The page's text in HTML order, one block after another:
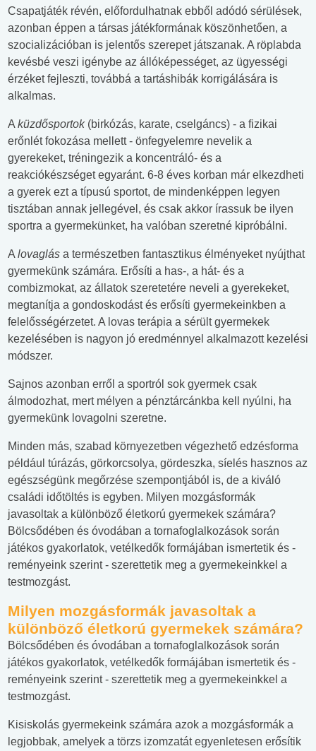
Csapatjáték révén, előfordulhatnak ebből adódó sérülések,
azonban éppen a társas játékformának köszönhetően, a
szocializációban is jelentős szerepet játszanak. A röplabda
kevésbé veszi igénybe az állóképességet, az ügyességi
érzéket fejleszti, továbbá a tartáshibák korrigálására is
alkalmas.
A küzdősportok(birkózás, karate, cselgáncs) - a fizikai
erőnlét fokozása mellett - önfegyelemre nevelik a
gyerekeket, tréningezik a koncentráló- és a
reakciókészséget egyaránt. 6-8 éves korban már elkezdheti
a gyerek ezt a típusú sportot, de mindenképpen legyen
tisztában annak jellegével, és csak akkor írassuk be ilyen
sportra a gyermekünket, ha valóban szeretné kipróbálni.
A lovaglás a természetben fantasztikus élményeket nyújthat
gyermekünk számára. Erősíti a has-, a hát- és a
combizmokat, az állatok szeretetére neveli a gyerekeket,
megtanítja a gondoskodást és erősíti gyermekeinkben a
felelősségérzetet. A lovas terápia a sérült gyermekek
kezelésében is nagyon jó eredménnyel alkalmazott kezelési
módszer.
Sajnos azonban erről a sportról sok gyermek csak
álmodozhat, mert mélyen a pénztárcánkba kell nyúlni, ha
gyermekünk lovagolni szeretne.
Minden más, szabad környezetben végezhető edzésforma
például túrázás, görkorcsolya, gördeszka, síelés hasznos az
egészségünk megőrzése szempontjából is, de a kiváló
családi időtöltés is egyben. Milyen mozgásformák
javasoltak a különböző életkorú gyermekek számára?
Bölcsődében és óvodában a tornafoglalkozások során
játékos gyakorlatok, vetélkedők formájában ismertetik és -
reményeink szerint - szerettetik meg a gyermekeinkkel a
testmozgást.
Milyen mozgásformák javasoltak a
különböző életkorú gyermekek számára?
Bölcsődében és óvodában a tornafoglalkozások során
játékos gyakorlatok, vetélkedők formájában ismertetik és -
reményeink szerint - szerettetik meg a gyermekeinkkel a
testmozgást.
Kisiskolás gyermekeink számára azok a mozgásformák a
legjobbak, amelyek a törzs izomzatát egyenletesen erősítik